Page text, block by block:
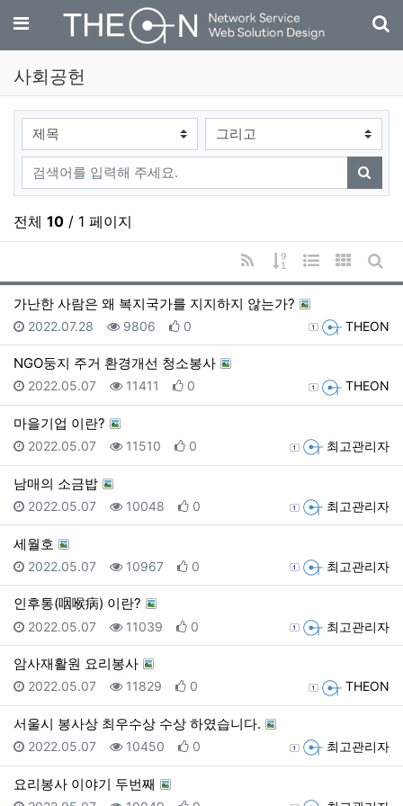
메뉴
사회공헌
검색대상
검색어
검색
전체 10 / 1 페이지
RSS
게시물 정렬
웹진 스타일
갤러리게
가난한 사람은 왜 복지국가를 지지하지 않는가?
등록자 THEON
등록일
2022.07.28 조회
9806 추천
0
NGO둥지 주거 환경개선 청소봉사
등록자 THEON
등록일
2022.05.07 조회
11411 추천
0
마을기업 이란?
등록자 최고관리자
등록일
2022.05.07 조회
11510 추천
0
남매의 소금밥
등록자 최고관리자
등록일
2022.05.07 조회
10048 추천
0
세월호
등록자 최고관리자
등록일
2022.05.07 조회
10967 추천
0
인후통(咽喉病) 이란?
등록자 최고관리자
등록일
2022.05.07 조회
11039 추천
0
암사재활원 요리봉사
등록자 THEON
등록일
2022.05.07 조회
11829 추천
0
서울시 봉사상 최우수상 수상 하였습니다.
등록자 최고관리자
등록일
2022.05.07 조회
10450 추천
0
요리봉사 이야기 두번째